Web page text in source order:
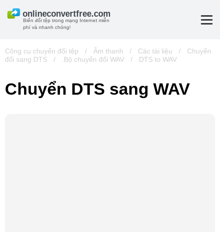
Biến đổi tệp trong mạng Internet miễn
phí và nhanh chóng!
Công cụ chuyển đổi tệp / Âm thanh / Các tài liệu /
Chuyển
đổi sang DTS
/ .Bộ chuyển đổi WAV / DTS to WAV
Chuyển DTS sang WAV